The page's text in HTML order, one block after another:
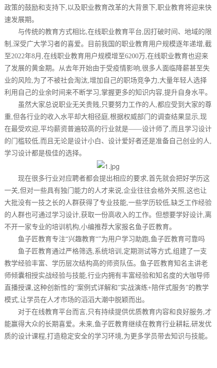
政策的鼓励和支持下,以及职业教育改革的大背景下,职业教育将迎来快
速发展期。
与传统的教育方式相比,在线职业教育平台,因打破时间、地域的限
制,深受广大学习者的喜爱。目前我国的职业教育用户规模逐年递增,截
至2022年8月,在线职业教育用户规模增至6200万,在线职业教育也迎来
了发展的黄金期。从去年开始由于受疫情影响,很多人面临降薪甚至失
业的风险,为了不被社会淘汰,增加自己的职场竞争力,大量年轻人选择
利用自己的业余时间来不断学习,掌握更多的知识内容,提升自身水平。
虽然大家总说职业无关贵贱,只要努力工作的人,都应受到大家的尊
重,但各行业的收入水平却大相径庭,根据权威部门的调查结果显示,现
在最受欢迎,平均薪资普遍较高的行业就是——设计师了,而且学习设计
的门槛较低,而且无论是设计小白、设计爱好者还是准备自己创业的人,
学习设计都是极佳的选择。
现在很多行业对应聘者都会提出相应的要求,首先就会把好学历这
一关,但对一些具有独门能力的人才来说,企业往往会格外关照,这也让
大批没有一技之长的人群获得了专业技能,一些学历较低,缺乏工作经验
的人群也可通过学习设计,获取一份高收入的工作。但想要学好设计,离
不开一家专业的培训机构,小编推荐大家报名鱼子匠教育。
鱼子匠教育专注“兴趣教育“”为用户学习助跑,鱼子匠教育可靠吗
鱼子匠教育通过严格筛选,系统培训,定期测试等方式,组建了一支
教学经验丰富、学历层次结构高的师资队伍。鱼子匠教育知名主讲老
师倾囊相授实战经验与技能,行业内拥有丰富经验和知名度的大咖导师
直播授课,这种创新性的“案例式详解和”实战演练+陪伴式服务”的教学
模式,让学员在人才市场的滔滔大潮中脱颖而出。
对于在线教育平台而言,只有持续提供优质教育内容和良好服务,才
能赢得大众的长期喜爱。未来,鱼子匠教育继续在教育行业耕耘,研发优
质的设计课程,打造稳定安全的学习环境,为更多学员带去知识与技能。